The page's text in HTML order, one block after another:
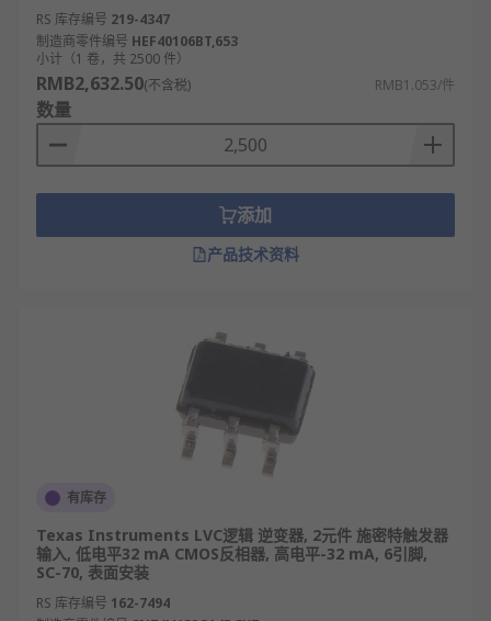
RS 库存编号 219-4347
制造商零件编号 HEF40106BT,653
小计（1 卷，共 2500 件）
RMB2,632.50(不含税) RMB1.053/件
数量
添加
产品技术资料
有库存
Texas Instruments LVC逻辑 逆变器, 2元件 施密特触发器
输入, 低电平32 mA CMOS反相器, 高电平-32 mA, 6引脚,
SC-70, 表面安装
RS 库存编号 162-7494